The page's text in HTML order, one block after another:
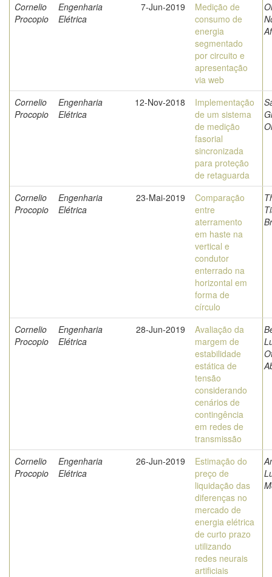
Cornelio
Procopio
Engenharia
Elétrica
7-Jun-2019
Medição de
consumo de
energia
segmentado
por circuito e
apresentação
via web
Cornelio
Procopio
Engenharia
Elétrica
12-Nov-2018
Implementação
de um sistema
de medição
fasorial
sincronizada
para proteção
de retaguarda
Cornelio
Procopio
Engenharia
Elétrica
23-Mai-2019
Comparação
entre
aterramento
em haste na
vertical e
condutor
enterrado na
horizontal em
forma de
círculo
Cornelio
Procopio
Engenharia
Elétrica
28-Jun-2019
Avaliação da
margem de
estabilidade
estática de
tensão
considerando
cenários de
contingência
em redes de
transmissão
Cornelio
Procopio
Engenharia
Elétrica
26-Jun-2019
Estimação do
preço de
liquidação das
diferenças no
mercado de
energia elétrica
de curto prazo
utilizando
redes neurais
artificiais